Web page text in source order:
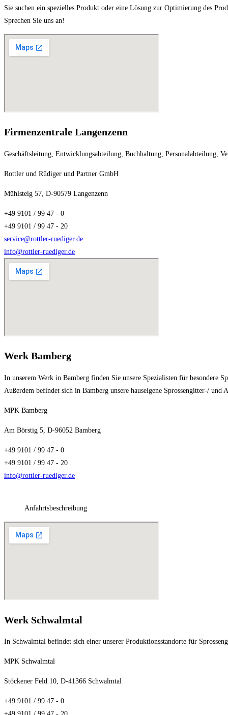
Sie suchen ein spezielles Produkt oder eine Lösung zur Optimierung des
Sprechen Sie uns an!
Firmenzentrale Langenzenn
Geschäftsleitung, Entwicklungsabteilung, Buchhaltung, Personalabteilung,
Rottler und Rüdiger und Partner GmbH
Mühlsteig 57, D-90579 Langenzenn
+49 9101 / 99 47 - 0
+49 9101 / 99 47 - 20
service@rottler-ruediger.de
info@rottler-ruediger.de
Werk Bamberg
In unserem Werk in Bamberg finden Sie unsere Spezialisten für besondere
Außerdem befindet sich in Bamberg unsere hauseigene Sprossengitter-/ und
MPK Bamberg
Am Börstig 5, D-96052 Bamberg
+49 9101 / 99 47 - 0
+49 9101 / 99 47 - 20
info@rottler-ruediger.de
Anfahrtsbeschreibung
Werk Schwalmtal
In Schwalmtal befindet sich einer unserer Produktionsstandorte für
MPK Schwalmtal
Stöckener Feld 10, D-41366 Schwalmtal
+49 9101 / 99 47 - 0